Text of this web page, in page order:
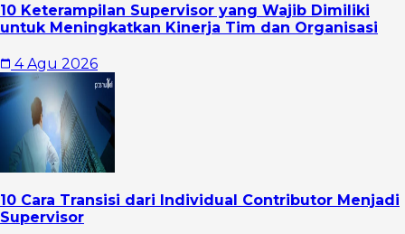
10 Keterampilan Supervisor yang Wajib Dimiliki
untuk Meningkatkan Kinerja Tim dan Organisasi
4 Agu 2026
10 Cara Transisi dari Individual Contributor Menjadi
Supervisor